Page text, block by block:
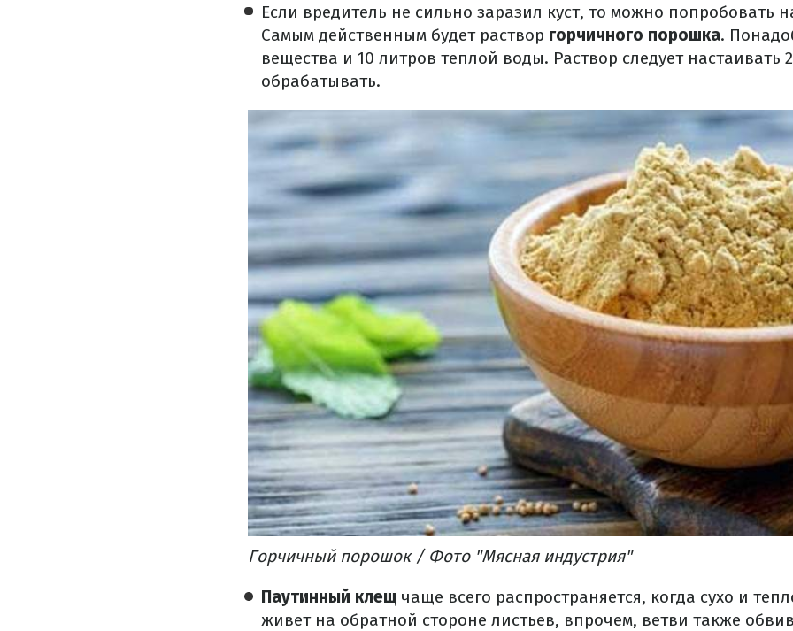
Если вредитель не сильно заразил куст, то можно попробовать
Самым действенным будет раствор горчичного порошка.
вещества и 10 литров теплой воды. Раствор следует настаивать
обрабатывать.
Горчичный порошок / Фото "Мясная индустрия"
Паутинный клещ чаще всего распространяется, когда сухо и
живет на обратной стороне листьев, впрочем, ветви также